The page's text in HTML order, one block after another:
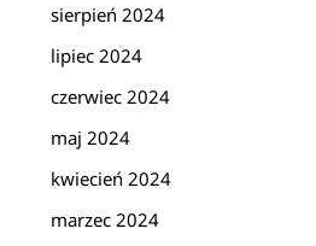
sierpień 2024
lipiec 2024
czerwiec 2024
maj 2024
kwiecień 2024
marzec 2024